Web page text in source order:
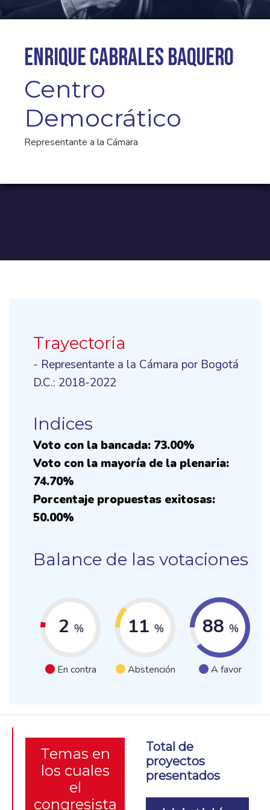
Enrique Cabrales Baquero
Centro
Democrático
Representante a la Cámara
Trayectoria
- Representante a la Cámara por Bogotá
D.C.: 2018-2022
Indices
Voto con la bancada: 73.00%
Voto con la mayoría de la plenaria:
74.70%
Porcentaje propuestas exitosas:
50.00%
Balance de las votaciones
2 %
En contra
11 %
Abstención
88 %
A favor
Temas en
los cuales
el
congresista
Total de
proyectos
presentados